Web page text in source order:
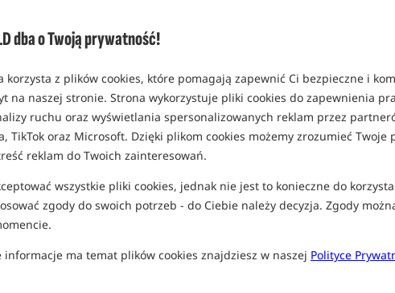
dba o Twoją prywatność!
korzysta z plików cookies, które pomagają zapewnić Ci bezpieczne i
na naszej stronie. Strona wykorzystuje pliki cookies do zapewnienia
ruchu oraz wyświetlania spersonalizowanych reklam przez
TikTok oraz Microsoft. Dzięki plikom cookies możemy zrozumieć Twoje
reklam do Twoich zainteresowań.
wszystkie pliki cookies, jednak nie jest to konieczne do
zgody do swoich potrzeb - do Ciebie należy decyzja. Zgody
informacje ma temat plików cookies znajdziesz w naszej Polityce
nagradza aktywnych klientów realnymi korzyściami: stałymi